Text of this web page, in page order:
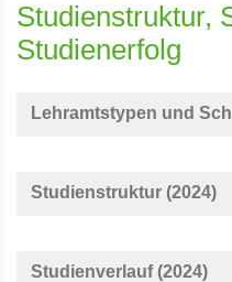
Studienstruktur,
Studienerfolg
Lehramtstypen und
Studienstruktur (2024)
Studienverlauf (2024)